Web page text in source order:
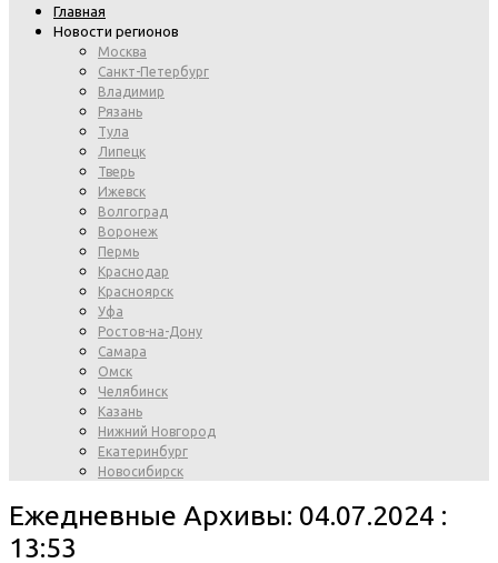
Главная
Новости регионов
Москва
Санкт-Петербург
Владимир
Рязань
Тула
Липецк
Тверь
Ижевск
Волгоград
Воронеж
Пермь
Краснодар
Красноярск
Уфа
Ростов-на-Дону
Самара
Омск
Челябинск
Казань
Нижний Новгород
Екатеринбург
Новосибирск
Ежедневные Архивы: 04.07.2024 :
13:53